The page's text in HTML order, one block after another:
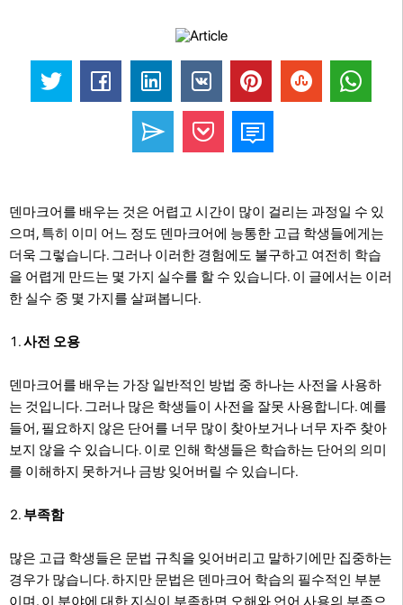
덴마크어를 배우는 것은 어렵고 시간이 많이 걸리는 과정일 수 있
으며, 특히 이미 어느 정도 덴마크어에 능통한 고급 학생들에게는
더욱 그렇습니다. 그러나 이러한 경험에도 불구하고 여전히 학습
을 어렵게 만드는 몇 가지 실수를 할 수 있습니다. 이 글에서는 이러
한 실수 중 몇 가지를 살펴봅니다.
사전 오용
덴마크어를 배우는 가장 일반적인 방법 중 하나는 사전을 사용하
는 것입니다. 그러나 많은 학생들이 사전을 잘못 사용합니다. 예를
들어, 필요하지 않은 단어를 너무 많이 찾아보거나 너무 자주 찾아
보지 않을 수 있습니다. 이로 인해 학생들은 학습하는 단어의 의미
를 이해하지 못하거나 금방 잊어버릴 수 있습니다.
부족함
많은 고급 학생들은 문법 규칙을 잊어버리고 말하기에만 집중하는
경우가 많습니다. 하지만 문법은 덴마크어 학습의 필수적인 부분
이며, 이 분야에 대한 지식이 부족하면 오해와 언어 사용의 부족으